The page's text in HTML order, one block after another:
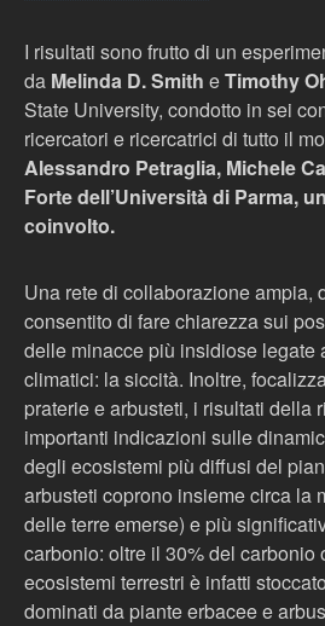
I risultati sono frutto di un
da Melinda D. Smith eTimothy
State University, condotto in sei
ricercatori e ricercatrici di tutto il
Alessandro Petraglia, Michele
Forte dell’Università di Parma,
coinvolto.
Una rete di collaborazione ampia,
consentito di fare chiarezza sui
delle minacce più insidiose legate
climatici: la siccità. Inoltre,
praterie e arbusteti, i risultati della
importanti indicazioni sulle
degli ecosistemi più diffusi del
arbusteti coprono insieme circa la
delle terre emerse) e più
carbonio: oltre il 30% del carbonio
ecosistemi terrestri è infatti
dominati da piante erbacee e